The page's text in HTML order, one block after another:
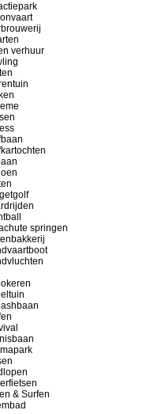
verhuur
springen
& Surfen